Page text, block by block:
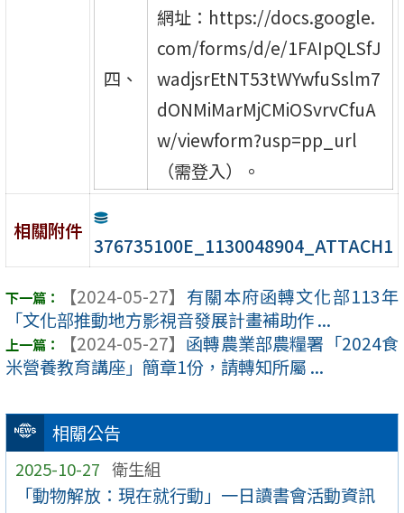
相關公告
2025-10-27 衛生組
「動物解放：現在就行動」一日讀書會活動資訊
四、
網址：https://docs.google.
com/forms/d/e/1FAIpQLSfJ
wadjsrEtNT53tWYwfuSslm7
dONMiMarMjCMiOSvrvCfuA
w/viewform?usp=pp_url
（需登入）。
相關附件
376735100E_1130048904_ATTACH1
【2024-05-27】 有關本府函轉文化部113年
「文化部推動地方影視音發展計畫補助作 ...
【2024-05-27】 函轉農業部農糧署「2024食
米營養教育講座」簡章1份，請轉知所屬 ...